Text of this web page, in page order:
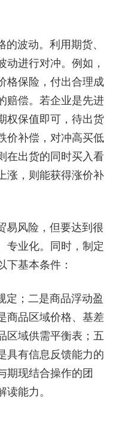
波动。利用期货、
动进行对冲。例如，
格保险，付出合理成
赔偿。若企业是先进
权保值即可，待出货
价补偿，对冲高买低
在出货的同时买入看
涨，则能获得涨价补
易风险，但要达到很
专业化。同时，制定
下基本条件：
定；二是商品浮动盈
商品区域价格、基差
区域供需平衡表；五
具有信息反馈能力的
期现结合操作的团
读能力。